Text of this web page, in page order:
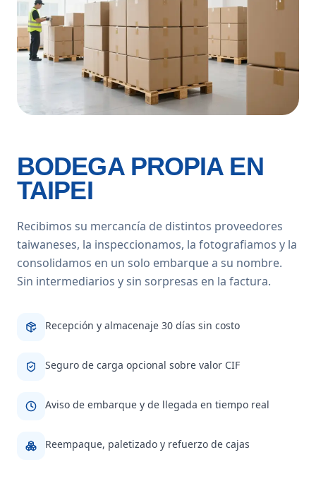
BODEGA PROPIA EN
TAIPEI
Recibimos su mercancía de distintos proveedores
taiwaneses, la inspeccionamos, la fotografiamos y la
consolidamos en un solo embarque a su nombre.
Sin intermediarios y sin sorpresas en la factura.
Recepción y almacenaje 30 días sin costo
Seguro de carga opcional sobre valor CIF
Aviso de embarque y de llegada en tiempo real
Reempaque, paletizado y refuerzo de cajas